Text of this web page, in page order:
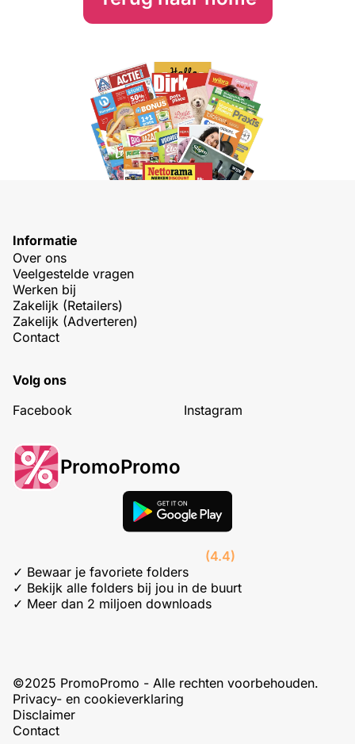
Informatie
Over ons
Veelgestelde vragen
Werken bij
Zakelijk (Retailers)
Zakelijk (Adverteren)
Contact
Volg ons
Facebook
Instagram
PromoPromo
(4.4)
✓ Bewaar je favoriete folders
✓ Bekijk alle folders bij jou in de buurt
✓ Meer dan 2 miljoen downloads
©2025 PromoPromo - Alle rechten voorbehouden.
Privacy- en cookieverklaring
Disclaimer
Contact